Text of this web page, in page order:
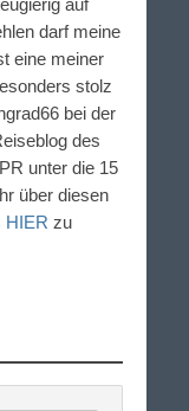
auf
darf meine
eine meiner
stolz
bei der
des
unter die 15
über diesen
HIER zu